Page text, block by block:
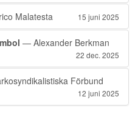
Malatesta 15 juni 2025
— Alexander Berkman
22 dec. 2025
Förbund
12 juni 2025